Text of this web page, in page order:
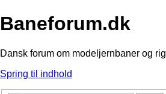
Baneforum.dk
Dansk forum om modeljernbaner og
Spring til indhold